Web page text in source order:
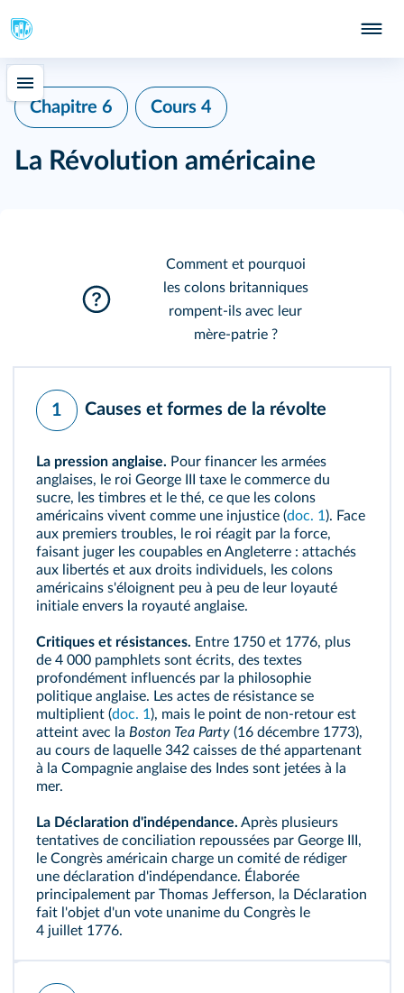
Chapitre 6 Cours 4
La Révolution américaine
Comment et pourquoi
les colons britanniques
rompent‑ils avec leur
mère‑patrie ?
1 Causes et formes de la révolte
La pression anglaise. Pour financer les armées
anglaises, le roi George III taxe le commerce du
sucre, les timbres et le thé, ce que les colons
américains vivent comme une injustice (doc. 1). Face
aux premiers troubles, le roi réagit par la force,
faisant juger les coupables en Angleterre : attachés
aux libertés et aux droits individuels, les colons
américains s'éloignent peu à peu de leur loyauté
initiale envers la royauté anglaise.
Critiques et résistances. Entre 1750 et 1776, plus
de 4 000 pamphlets sont écrits, des textes
profondément influencés par la philosophie
politique anglaise. Les actes de résistance se
multiplient (doc. 1), mais le point de non‑retour est
atteint avec la Boston Tea Party (16 décembre 1773),
au cours de laquelle 342 caisses de thé appartenant
à la Compagnie anglaise des Indes sont jetées à la
mer.
La Déclaration d'indépendance. Après plusieurs
tentatives de conciliation repoussées par George III,
le Congrès américain charge un comité de rédiger
une déclaration d'indépendance. Élaborée
principalement par Thomas Jefferson, la Déclaration
fait l'objet d'un vote unanime du Congrès le
4 juillet 1776.